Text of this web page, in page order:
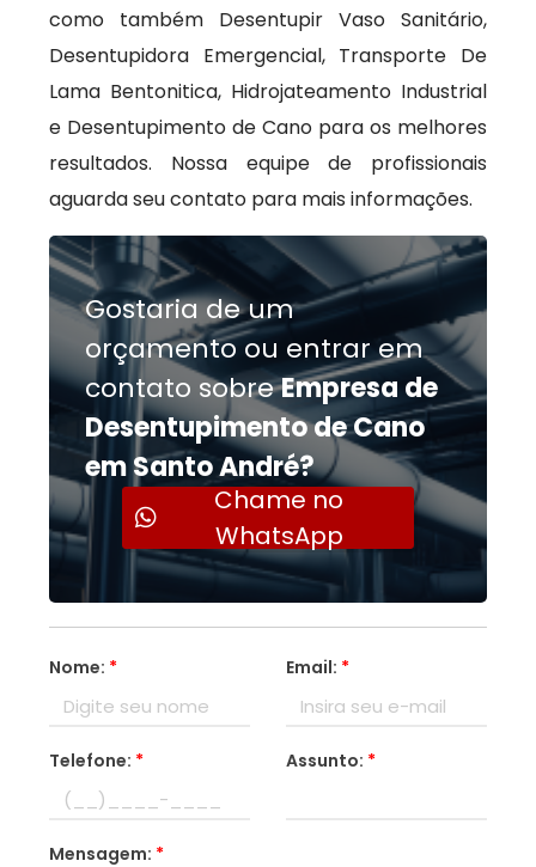
como também Desentupir Vaso Sanitário,
Desentupidora Emergencial, Transporte De
Lama Bentonitica, Hidrojateamento Industrial
e Desentupimento de Cano para os melhores
resultados. Nossa equipe de profissionais
aguarda seu contato para mais informações.
Gostaria de um
orçamento ou entrar em
contato sobreEmpresa de
Desentupimento de Cano
em Santo André?
Chame no
WhatsApp
Nome: * Email: *
Telefone: * Assunto: *
Mensagem: *